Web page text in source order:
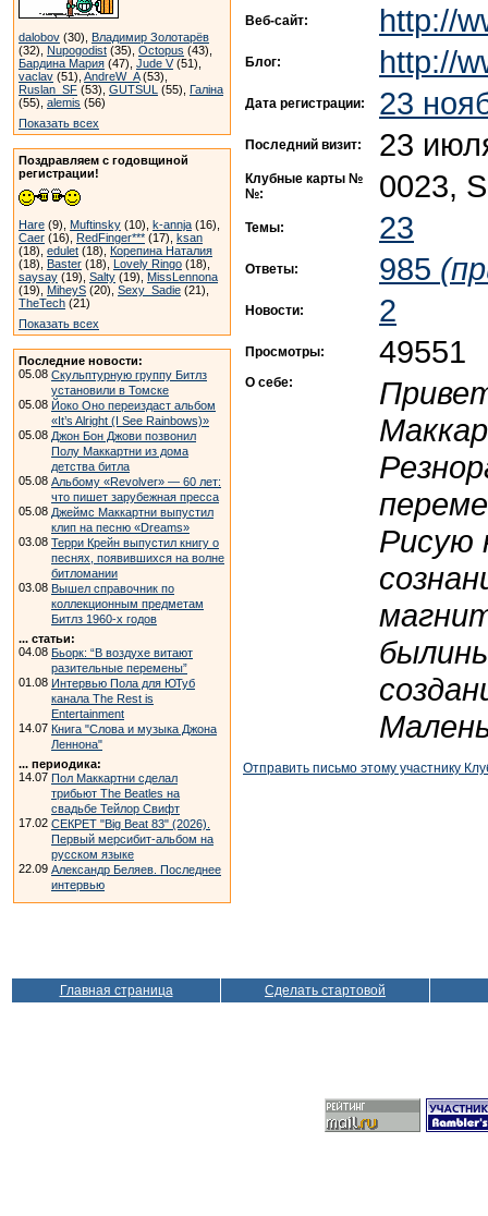
dalobov (30), Владимир Золотарёв
(32), Nupogodist (35), Octopus (43),
Бардина Мария (47), Jude V(51),
vaclav (51), AndreW_A(53),
Ruslan_SF (53), GUTSUL (55), Галіна
(55), alemis (56)
Показать всех
Поздравляем с годовщиной
регистрации!
Hare (9), Muftinsky (10), k-annja (16),
Caer (16), RedFinger*** (17), ksan
(18), edulet (18), Корепина Наталия
(18), Baster (18), Lovely Ringo (18),
saysay (19), Salty (19), MissLennona
(19), MiheyS (20), Sexy_Sadie (21),
TheTech (21)
Показать всех
Последние новости:
05.08 Скульптурную группу Битлз
установили в Томске
05.08 Йоко Оно переиздаст альбом
«It’s Alright (I See Rainbows)»
05.08 Джон Бон Джови позвонил
Полу Маккартни из дома
детства битла
05.08 Альбому «Revolver» — 60 лет:
что пишет зарубежная пресса
05.08 Джеймс Маккартни выпустил
клип на песню «Dreams»
03.08 Терри Крейн выпустил книгу о
песнях, появившихся на волне
битломании
03.08 Вышел справочник по
коллекционным предметам
Битлз 1960-х годов
... статьи:
04.08 Бьорк: “В воздухе витают
разительные перемены”
01.08 Интервью Пола для ЮТуб
канала The Rest is
Entertainment
14.07 Книга "Слова и музыка Джона
Леннона"
... периодика:
14.07 Пол Маккартни сделал
трибьют The Beatles на
свадьбе Тейлор Свифт
17.02 СЕКРЕТ "Big Beat 83" (2026).
Первый мерсибит-альбом на
русском языке
22.09 Александр Беляев. Последнее
интервью
Веб-сайт: http://
Блог: http://
Дата регистрации: 23
Последний визит: 23
Клубные карты №
№:
0023,
Темы: 23
Ответы: 985
Новости: 2
Просмотры: 49551
О себе:
Рисую
Отправить письмо этому участнику
Главная страница Сделать стартовой